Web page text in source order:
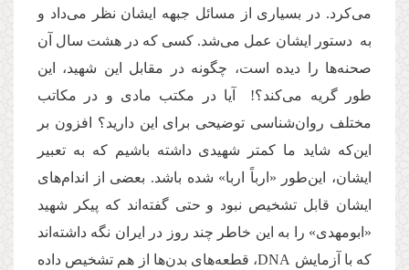
می‌کرد. در بسیاری از مسائل جبهه ایشان نظر می‌داد و
به دستور ایشان عمل می‌شد. کسی که در هشت سال آن
صحنه‌ها را دیده است، چگونه در مقابل این شهید،‌ این
طور گریه می‌کند؟! آیا در مکتب مادی و در مکاتب
مختلف روان‌شناسی توضیحی برای این دارید؟ افزون بر
این‌که شاید ما کمتر شهیدی داشته باشیم که به تعبیر
ایشان، این‌طور «ارباً اربا» شده باشد. بعضی از اندام‌های
ایشان قابل تشخیص نبود و حتی گفته‌اند که پیکر شهید
«ابومهدی» را به این خاطر چند روز در ایران نگه داشته‌اند
که با آزمایش DNA، قطعه‌های بدن‌ها از هم تشخیص داده